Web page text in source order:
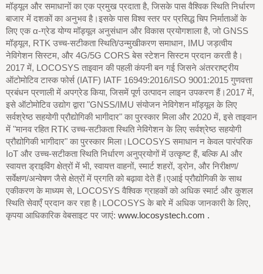
मॉड्यूल और समाधानों का एक प्रमुख प्रदाता है, जिसके पास वैश्विक स्थिति निर्धारण
बाजार में दशकों का अनुभव है।इसके पास विश्व स्तर पर प्रसिद्ध चिप निर्माताओं के
लिए एक α-ग्रेड योग्य मॉड्यूल अनुसंधान और विकास प्रयोगशाला है, जो GNSS
मॉड्यूल, RTK उच्च-सटीकता स्थिति/उन्मुखीकरण समाधान, IMU जड़त्वीय
नेविगेशन सिस्टम, और 4G/5G CORS बेस स्टेशन सिस्टम प्रदान करती है।
2017 में, LOCOSYS ताइवान की पहली कंपनी बन गई जिसने अंतरराष्ट्रीय
ऑटोमोटिव टास्क फोर्स (IATF) IATF 16949:2016/ISO 9001:2015 गुणवत्ता
प्रबंधन प्रणाली में अपग्रेड किया, जिसमें पूर्ण उत्पादन लाइन उपकरण हैं।2017 में,
इसे ऑटोमोटिव उद्योग द्वारा "GNSS/IMU संयोजन नेविगेशन मॉड्यूल के लिए
सर्वश्रेष्ठ सहयोगी प्रौद्योगिकी भागीदार" का पुरस्कार मिला और 2020 में, इसे ताइवान
में "मानव रहित RTK उच्च-सटीकता स्थिति नेविगेशन के लिए सर्वश्रेष्ठ सहयोगी
प्रौद्योगिकी भागीदार" का पुरस्कार मिला।LOCOSYS समाधान न केवल पारंपरिक
IoT और उच्च-सटीकता स्थिति निर्धारण अनुप्रयोगों में उत्कृष्ट हैं, बल्कि AI और
स्वायत्त ड्राइविंग क्षेत्रों में भी, स्वायत्त वाहनों, स्मार्ट शहरों, ड्रोन, और निरीक्षण/
सर्वेक्षण/अन्वेषण जैसे क्षेत्रों में प्रगति को बढ़ावा देते हैं।एआई प्रौद्योगिकी के साथ
एकीकरण के माध्यम से, LOCOSYS वैश्विक ग्राहकों को अधिक स्मार्ट और कुशल
स्थिति सेवाएँ प्रदान कर रहा है।LOCOSYS के बारे में अधिक जानकारी के लिए,
कृपया आधिकारिक वेबसाइट पर जाएं: www.locosystech.com .